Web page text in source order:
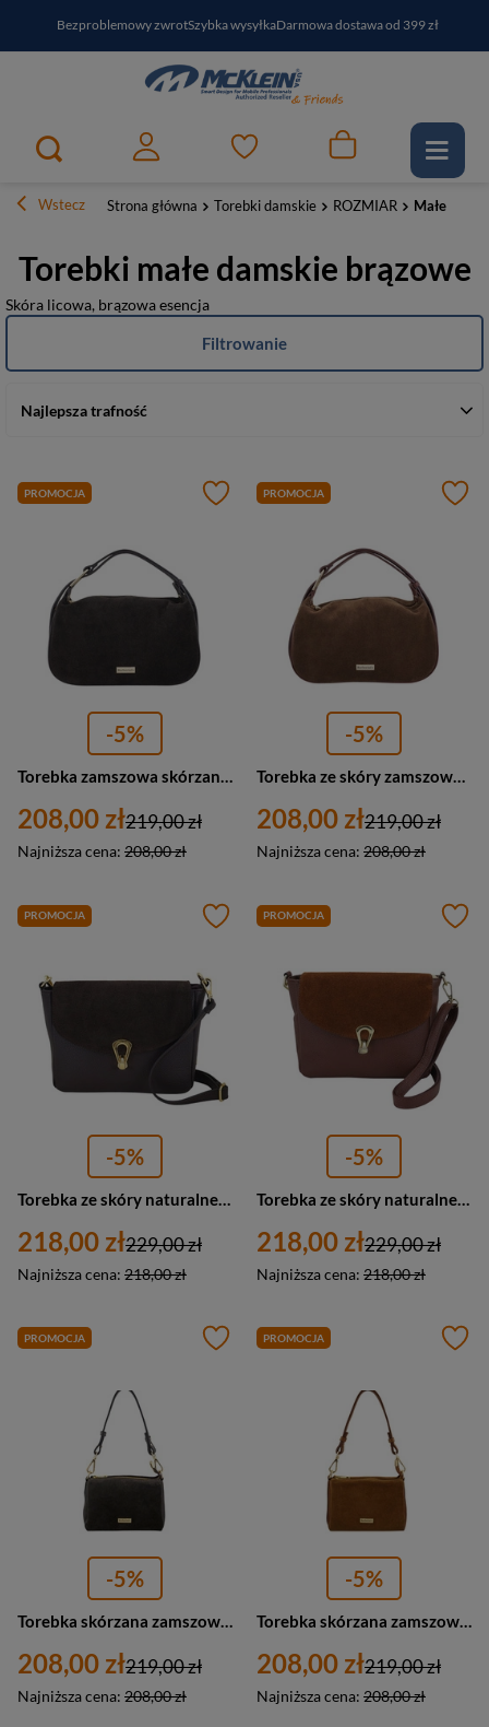
Bezproblemowy zwrotSzybka wysyłkaDarmowa dostawa od 399 zł
PayPo - kup i zapłać za30 dniZapisz się do newslettera i odbierz RABAT
Wstecz Strona główna Torebki damskie ROZMIAR Małe
Torebki małe damskie brązowe
Skóra licowa, brązowa esencja
Najlepsza trafność
Filtrowanie
PROMOCJA
-5%
Torebka zamszowa skórzana damska Barberini's 1004-11 na ramię mała ciemnobrązowa
208,00 zł
Najniższa cena: 208,00 zł
219,00 zł
PROMOCJA
-5%
Torebka ze skóry zamszowej damska Barberini's 1004-6 na ramię mała brązowa
208,00 zł
Najniższa cena: 208,00 zł
219,00 zł
PROMOCJA
-5%
218,00 zł
Najniższa cena: 218,00 zł
229,00 zł
PROMOCJA
-5%
218,00 zł
Najniższa cena: 218,00 zł
229,00 zł
PROMOCJA
-5%
Torebka skórzana zamszowa damska Barberini's 1001-11 listonoszka mała ciemnobrązowa
208,00 zł
Najniższa cena: 208,00 zł
219,00 zł
PROMOCJA
-5%
Torebka skórzana zamszowa damska Barberini's 1001-12 listonoszka mała jasnobrązowa
208,00 zł
Najniższa cena: 208,00 zł
219,00 zł